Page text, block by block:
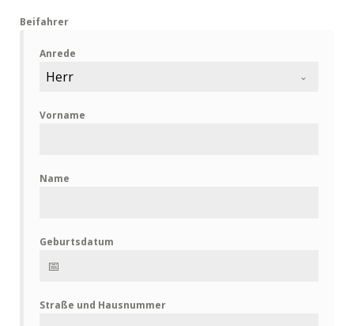
Beifahrer
Anrede
Herr
Vorname
Name
Geburtsdatum
Straße und Hausnummer